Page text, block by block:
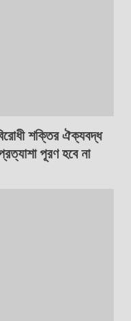
শক্তির ঐক্যবদ্ধ
পূরণ হবে না